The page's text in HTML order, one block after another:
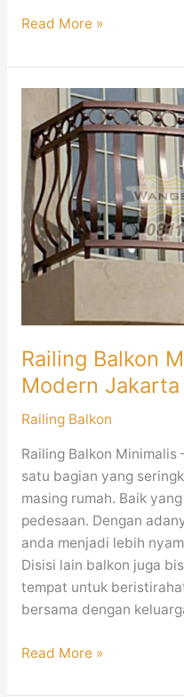
Read More »
Railing Balkon
Modern Jakarta
Railing Balkon
Railing Balkon Minimalis
satu bagian yang
masing rumah. Baik
pedesaan. Dengan
anda menjadi lebih
Disisi lain balkon juga
tempat untuk
bersama dengan
Balkon
Minimalis
Mewah
Modern
Jakarta
Read More »